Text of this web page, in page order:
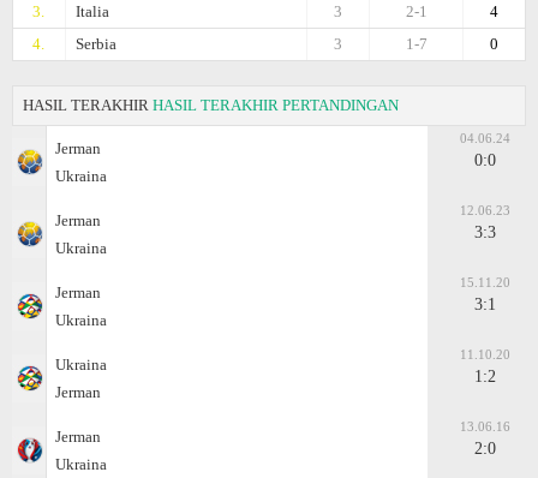
3.
Italia 4
2-1
3
4.
Serbia 0
1-7
3
HASIL TERAKHIR HASIL TERAKHIR PERTANDINGAN
Jerman
Ukraina
04.06.24
0:0
Jerman
Ukraina
12.06.23
3:3
Jerman
Ukraina
15.11.20
3:1
Ukraina
Jerman
11.10.20
1:2
Jerman
Ukraina
13.06.16
2:0